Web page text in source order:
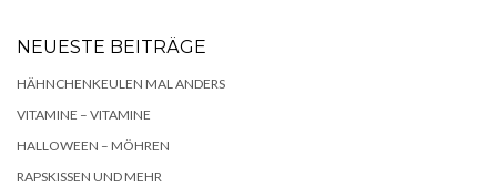
NEUESTE BEITRÄGE
HÄHNCHENKEULEN MAL ANDERS
VITAMINE – VITAMINE
HALLOWEEN – MÖHREN
RAPSKISSEN UND MEHR